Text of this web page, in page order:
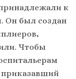
к
Он был создан
Чтобы
приказавший